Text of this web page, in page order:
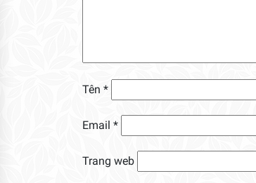
Tên *
Email *
Trang web